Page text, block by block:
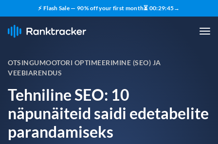
⚡ Flash Sale — 90% off your first month⏳ 00:29:44→
OTSINGUMOOTORI OPTIMEERIMINE (SEO) JA
VEEBIARENDUS
Tehniline SEO: 10
näpunäiteid saidi edetabelite
parandamiseks